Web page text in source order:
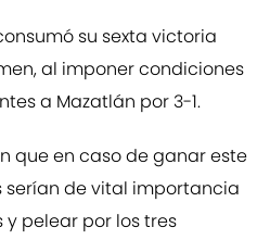
su sexta victoria
al imponer condiciones
a Mazatlán por 3-1.
que en caso de ganar este
serían de vital importancia
pelear por los tres